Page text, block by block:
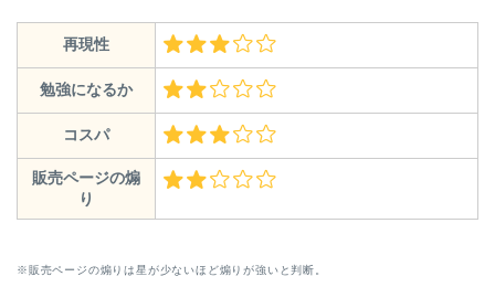
再現性
勉強になるか
コスパ
販売ページの煽
り
※販売ページの煽りは星が少ないほど煽りが強いと判断。